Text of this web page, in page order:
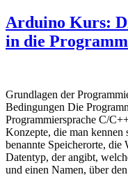
Arduino Kurs:
in die
Grundlagen der
Bedingungen Die
Programmiersprache C/
Konzepte, die man
benannte Speicherorte, die
Datentyp, der angibt,
und einen Namen, über